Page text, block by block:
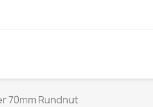
70mm Rundnut